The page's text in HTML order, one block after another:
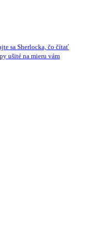
sa Sherlocka, čo čítať
ušité na mieru vám